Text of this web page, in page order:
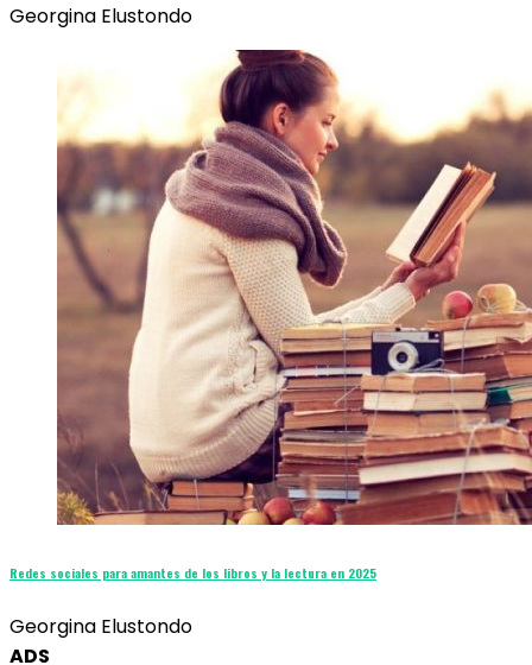
Georgina Elustondo
Redes sociales para amantes de los libros y la lectura en 2025
Georgina Elustondo
ADS